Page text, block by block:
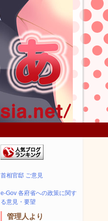
首相官邸 ご意見
e-Gov 各府省への政策に関す
る意見・要望
管理人より